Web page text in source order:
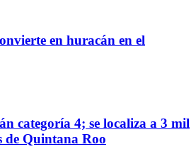
en huracán en el
categoría 4; se localiza a 3 mil
de Quintana Roo